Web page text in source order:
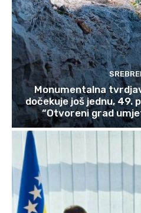
Monumentalna
dočekuje još jednu, 49.
“Otvoreni grad